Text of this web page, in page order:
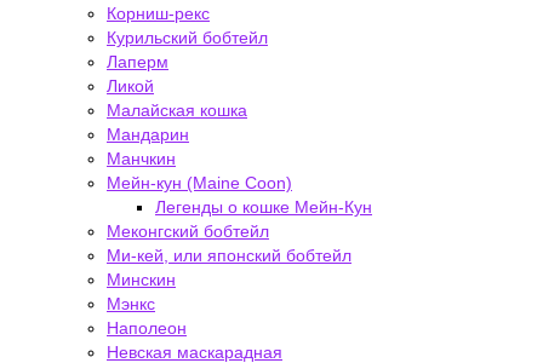
Корниш-рекс
Курильский бобтейл
Лаперм
Ликой
Малайская кошка
Мандарин
Манчкин
Мейн-кун (Maine Coon)
Легенды о кошке Мейн-Кун
Меконгский бобтейл
Ми-кей, или японский бобтейл
Минскин
Мэнкс
Наполеон
Невская маскарадная